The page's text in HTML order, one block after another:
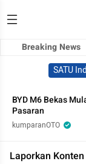
Breaking News
SATU
BYD M6 Bekas
Pasaran
kumparanOTO
Laporkan Konten